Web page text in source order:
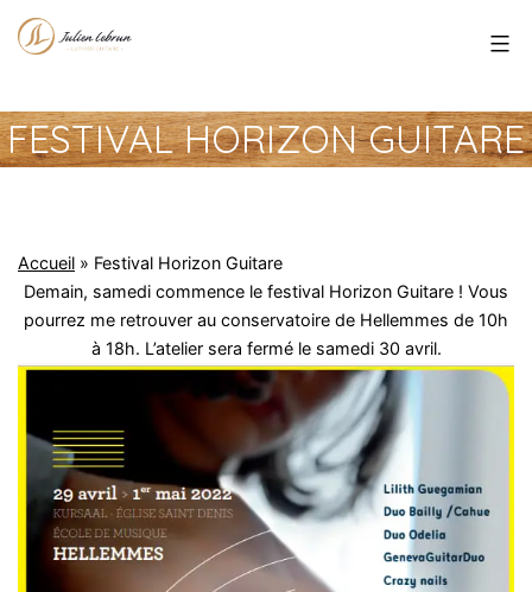
Lebrun
FESTIVAL HORIZON GUITARE
Accueil » Festival Horizon Guitare
Demain, samedi commence le festival Horizon Guitare ! Vous
pourrez me retrouver au conservatoire de Hellemmes de 10h
à 18h. L’atelier sera fermé le samedi 30 avril.